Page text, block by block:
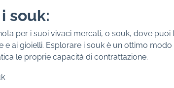
souk:
per i suoi vivaci mercati, o souk, dove
e ai gioielli. Esplorare i souk è un ottimo
le proprie capacità di contrattazione.